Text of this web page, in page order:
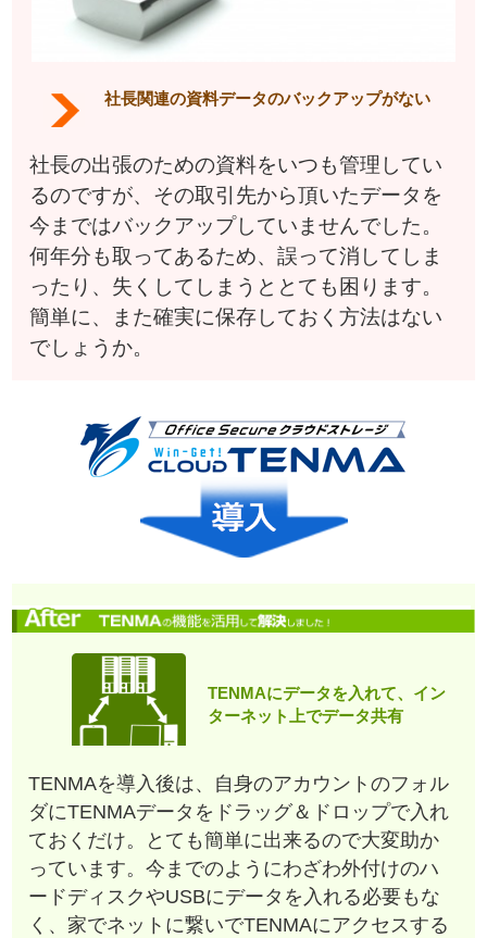
社長関連の資料データのバックアップがない
社長の出張のための資料をいつも管理してい
るのですが、その取引先から頂いたデータを
今まではバックアップしていませんでした。
何年分も取ってあるため、誤って消してしま
ったり、失くしてしまうととても困ります。
簡単に、また確実に保存しておく方法はない
でしょうか。
TENMAにデータを入れて、イン
ターネット上でデータ共有
TENMAを導入後は、自身のアカウントのフォル
ダにTENMAデータをドラッグ＆ドロップで入れ
ておくだけ。とても簡単に出来るので大変助か
っています。今までのようにわざわ外付けのハ
ードディスクやUSBにデータを入れる必要もな
く、家でネットに繋いでTENMAにアクセスする